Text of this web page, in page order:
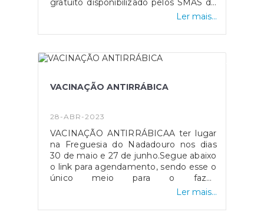
gratuito disponibilizado pelos SMAS de
Caldas da Rainha e está à distância de
limpo, vamos todos colaborar!
Ler mais...
VACINAÇÃO ANTIRRÁBICA
28-ABR-2023
VACINAÇÃO ANTIRRÁBICAA ter lugar
na Freguesia do Nadadouro nos dias
30 de maio e 27 de junho.Segue abaixo
o link para agendamento, sendo esse o
único meio para o fazer:
http://www.mcr.pt/.../portal/mcr/Viver/
Ler mais...